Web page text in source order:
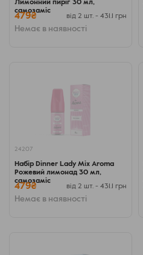
Лимонний пиріг 30 мл,
самозаміс
479₴ від 2 шт. - 431.1 грн
Немає в наявності
24207
Набір Dinner Lady Mix Aroma
Рожевий лимонад 30 мл,
самозаміс
479₴ від 2 шт. - 431.1 грн
Немає в наявності